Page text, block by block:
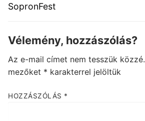
SopronFest
Vélemény, hozzászólás?
Az e-mail címet nem tesszük közzé.
mezőket * karakterrel jelöltük
HOZZÁSZÓLÁS *